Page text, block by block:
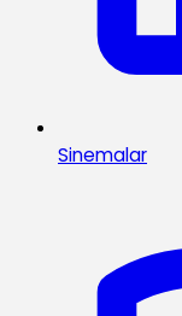
Sinemalar